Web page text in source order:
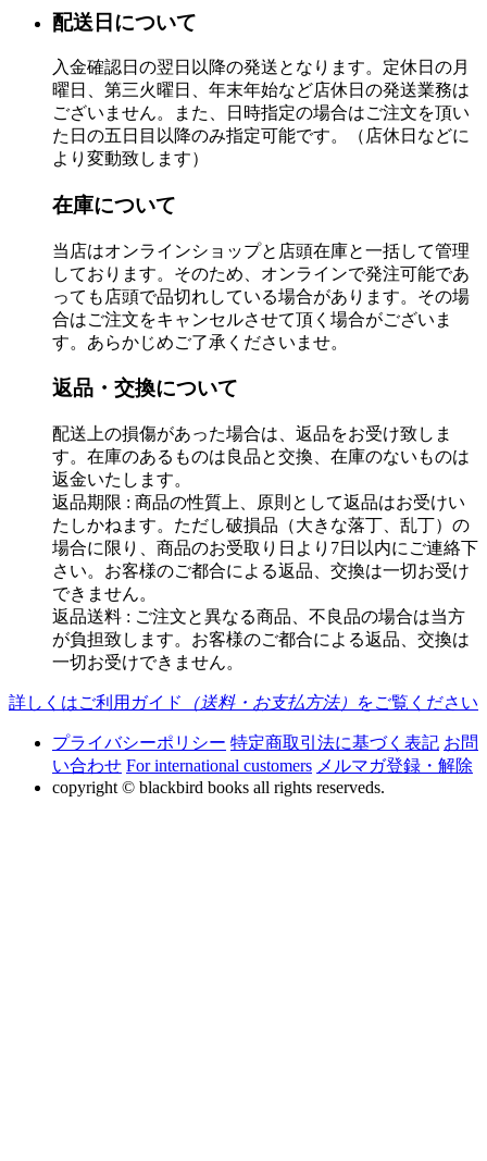
配送日について
入金確認日の翌日以降の発送となります。定休日の月
曜日、第三火曜日、年末年始など店休日の発送業務は
ございません。また、日時指定の場合はご注文を頂い
た日の五日目以降のみ指定可能です。（店休日などに
より変動致します）
在庫について
当店はオンラインショップと店頭在庫と一括して管理
しております。そのため、オンラインで発注可能であ
っても店頭で品切れしている場合があります。その場
合はご注文をキャンセルさせて頂く場合がございま
す。あらかじめご了承くださいませ。
返品・交換について
配送上の損傷があった場合は、返品をお受け致しま
す。在庫のあるものは良品と交換、在庫のないものは
返金いたします。
返品期限 : 商品の性質上、原則として返品はお受けい
たしかねます。ただし破損品（大きな落丁、乱丁）の
場合に限り、商品のお受取り日より7日以内にご連絡下
さい。お客様のご都合による返品、交換は一切お受け
できません。
返品送料 : ご注文と異なる商品、不良品の場合は当方
が負担致します。お客様のご都合による返品、交換は
一切お受けできません。
詳しくはご利用ガイド （送料・お支払方法） をご覧ください
プライバシーポリシー 特定商取引法に基づく表記 お問
い合わせ For international customers メルマガ登録・解除
copyright © blackbird books all rights reserveds.